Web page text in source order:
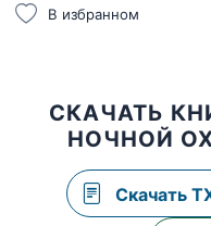
В избранном
СКАЧАТЬ
НОЧНОЙ
Скачать